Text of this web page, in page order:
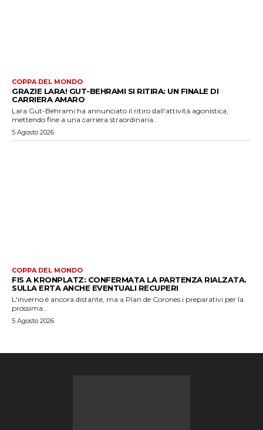
COPPA DEL MONDO
GRAZIE LARA! GUT-BEHRAMI SI RITIRA: UN FINALE DI
CARRIERA AMARO
Lara Gut-Behrami ha annunciato il ritiro dall'attività agonistica,
mettendo fine a una carriera straordinaria...
5 Agosto 2026
COPPA DEL MONDO
FIS A KRONPLATZ: CONFERMATA LA PARTENZA RIALZATA.
SULLA ERTA ANCHE EVENTUALI RECUPERI
L'inverno è ancora distante, ma a Plan de Corones i preparativi per la
prossima...
5 Agosto 2026